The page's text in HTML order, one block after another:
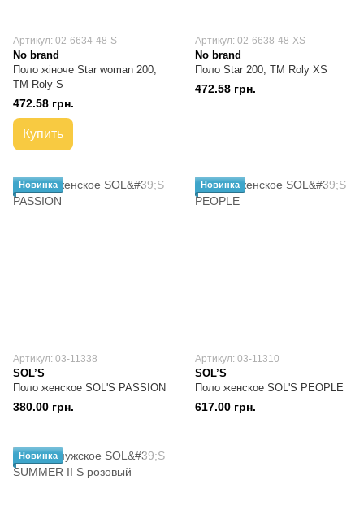
Артикул: 02-6634-48-S
No brand
Поло жіноче Star woman 200,
TM Roly S
472.58 грн.
Купить
Артикул: 02-6638-48-XS
No brand
Поло Star 200, TM Roly XS
472.58 грн.
Новинка
Артикул: 03-11338
SOL’S
Поло женское SOL'S PASSION
380.00 грн.
Новинка
Артикул: 03-11310
SOL’S
Поло женское SOL'S PEOPLE
617.00 грн.
Новинка